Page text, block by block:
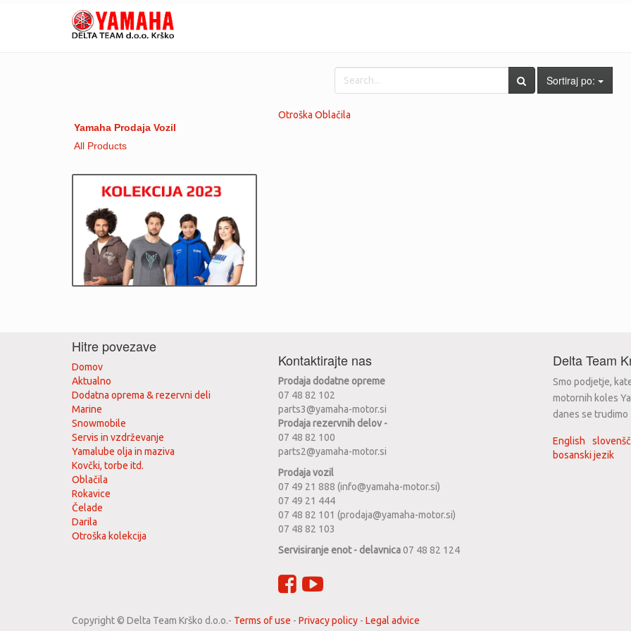
Sortiraj po:
Yamaha Prodaja Vozil
All Products
Otroška Oblačila
Hitre povezave
Domov
Aktualno
Dodatna oprema & rezervni deli
Marine
Snowmobile
Servis in vzdrževanje
Yamalube olja in maziva
Kovčki, torbe itd.
Oblačila
Rokavice
Čelade
Darila
Otroška kolekcija
Kontaktirajte nas
Prodaja dodatne opreme
07 48 82 102
parts3@yamaha-motor.si
Prodaja rezervnih delov -
07 48 82 100
parts2@yamaha-motor.si
Prodaja vozil
07 49 21 888 (info@yamaha-motor.si)
07 49 21 444
07 48 82 101 (prodaja@yamaha-motor.si)
07 48 82 103
Servisiranje enot - delavnica07 48 82 124
Delta Team
Smo podjetje,
motornih koles
danes se
English
bosanski jezik
Copyright © Delta Team Krško d.o.o.- Terms of use - Privacy policy - Legal advice